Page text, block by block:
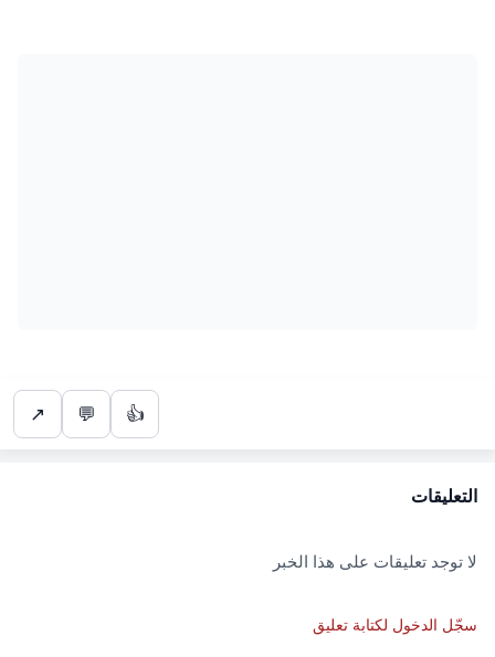
👍
💬
↗
التعليقات
لا توجد تعليقات على هذا الخبر
سجّل الدخول لكتابة تعليق